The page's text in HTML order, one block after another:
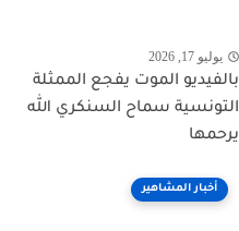
يوليو 17, 2026
بالفيديو الموت يفجع الممثلة
التونسية سماح السنكري الله
يرحمها
أخبار المشاهير